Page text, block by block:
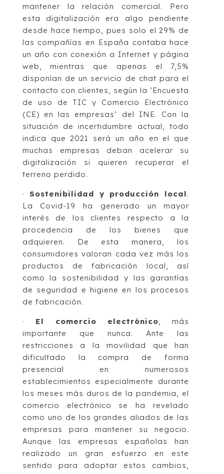
mantener la relación comercial. Pero
esta digitalización era algo pendiente
desde hace tiempo, pues solo el 29% de
las compañías en España contaba hace
un año con conexión a Internet y página
web, mientras que apenas el 7,5%
disponían de un servicio de chat para el
contacto con clientes, según la ‘Encuesta
de uso de TIC y Comercio Electrónico
(CE) en las empresas’ del INE. Con la
situación de incertidumbre actual, todo
indica que 2021 será un año en el que
muchas empresas deban acelerar su
digitalización si quieren recuperar el
terreno perdido.
· Sostenibilidad y producción local.
La Covid-19 ha generado un mayor
interés de los clientes respecto a la
procedencia de los bienes que
adquieren. De esta manera, los
consumidores valoran cada vez más los
productos de fabricación local, así
como la sostenibilidad y las garantías
de seguridad e higiene en los procesos
de fabricación.
· El comercio electrónico, más
importante que nunca. Ante las
restricciones a la movilidad que han
dificultado la compra de forma
presencial en numerosos
establecimientos especialmente durante
los meses más duros de la pandemia, el
comercio electrónico se ha revelado
como uno de los grandes aliados de las
empresas para mantener su negocio.
Aunque las empresas españolas han
realizado un gran esfuerzo en este
sentido para adoptar estos cambios,